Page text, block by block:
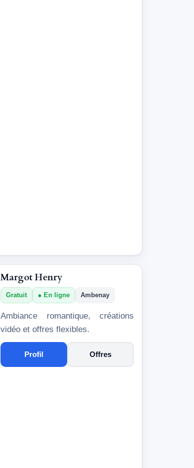
Margot Henry
Gratuit En ligne Ambenay
Ambiance romantique, créations
vidéo et offres flexibles.
Profil Offres